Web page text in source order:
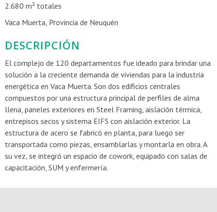
2.680 m² totales
Vaca Muerta, Provincia de Neuquén
DESCRIPCIÓN
El complejo de 120 departamentos fue ideado para brindar una
solución a la creciente demanda de viviendas para la industria
energética en Vaca Muerta. Son dos edificios centrales
compuestos por una estructura principal de perfiles de alma
llena, paneles exteriores en Steel Framing, aislación térmica,
entrepisos secos y sistema EIFS con aislación exterior. La
estructura de acero se fabricó en planta, para luego ser
transportada como piezas, ensamblarlas y montarla en obra. A
su vez, se integró un espacio de cowork, equipado con salas de
capacitación, SUM y enfermería.